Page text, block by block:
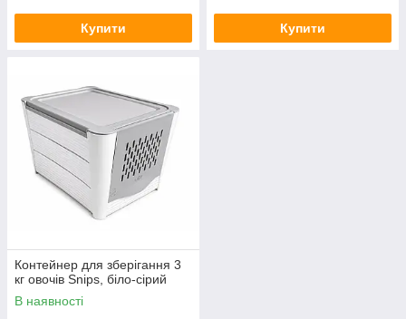
Купити Купити
Контейнер для зберігання 3
кг овочів Snips, біло-сірий
В наявності